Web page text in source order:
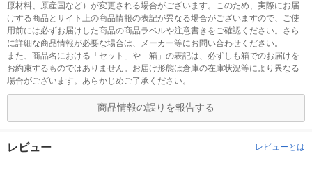
原材料、原産国など）が変更される場合がございます。このため、実際にお届
けする商品とサイト上の商品情報の表記が異なる場合がございますので、ご使
用前には必ずお届けした商品の商品ラベルや注意書きをご確認ください。さら
に詳細な商品情報が必要な場合は、メーカー等にお問い合わせください。
また、商品名における「セット」や「箱」の表記は、必ずしも箱でのお届けを
お約束するものではありません。お届け形態は倉庫の在庫状況等により異なる
場合がございます。あらかじめご了承ください。
商品情報の誤りを報告する
レビュー レビューとは